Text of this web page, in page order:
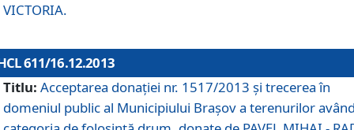
VICTORIA.
611/16.12.2013
Titlu: Acceptarea donaţiei nr. 1517/2013 şi trecerea în
domeniul public al Municipiului Braşov a terenurilor